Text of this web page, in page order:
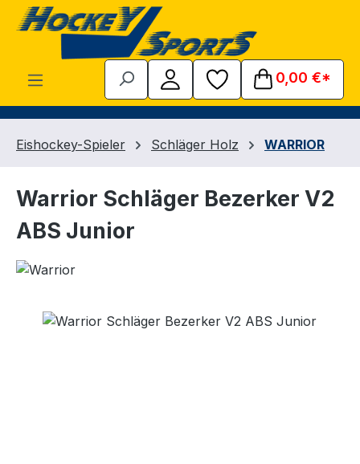
Zum Hauptinhalt springen
0,00 €*
Eishockey-Spieler Schläger Holz WARRIOR
Warrior Schläger Bezerker V2
ABS Junior
Bildergalerie überspringen